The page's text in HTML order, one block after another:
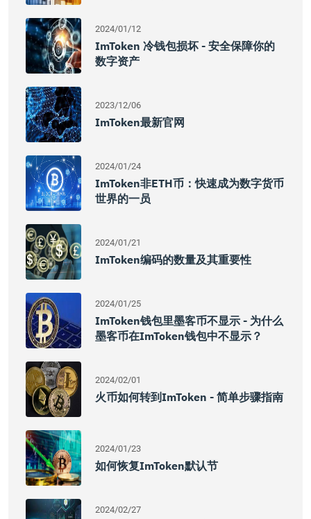
2024/01/12
ImToken 冷钱包损坏 - 安全保障你的
数字资产
2023/12/06
ImToken最新官网
2024/01/24
ImToken非ETH币：快速成为数字货币
世界的一员
2024/01/21
ImToken编码的数量及其重要性
2024/01/25
ImToken钱包里墨客币不显示 - 为什么
墨客币在imToken钱包中不显示？
2024/02/01
火币如何转到imToken - 简单步骤指南
2024/01/23
如何恢复imToken默认节
2024/02/27